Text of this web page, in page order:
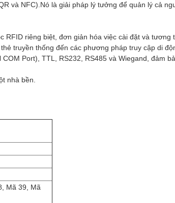
và NFC).Nó là giải pháp lý tưởng để quản lý cả
RFID riêng biệt, đơn giản hóa việc cài đặt và tương
truyền thống đến các phương pháp truy cập di
Port), TTL, RS232, RS485 và Wiegand, đảm
nhà bền.
Mã 39, Mã